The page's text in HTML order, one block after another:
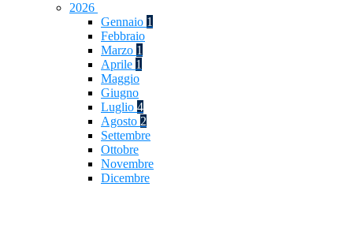
2026
Gennaio 1
Febbraio
Marzo 1
Aprile 1
Maggio
Giugno
Luglio 4
Agosto 2
Settembre
Ottobre
Novembre
Dicembre